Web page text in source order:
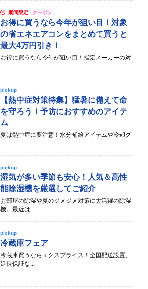
期間限定 クーポン
お得に買うなら今年が狙い目！対象
の省エネエアコンをまとめて買うと
最大4万円引き！
お得に買うなら今年が狙い目！指定メーカーの対
pickup
【熱中症対策特集】猛暑に備えて命
を守ろう！予防におすすめのアイテ
ム
夏は熱中症に要注意！水分補給アイテムや冷却グ
pickup
湿気が多い季節も安心！人気＆高性
能除湿機を厳選してご紹介
お部屋の除湿や夏のジメジメ対策に大活躍の除湿
機。最近は...
pickup
冷蔵庫フェア
冷蔵庫買うならエクスプライス！全国配送設置、
延長保証な...